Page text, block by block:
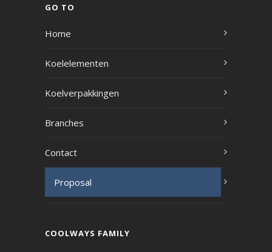
GO TO
Home
Koelelementen
Koelverpakkingen
Branches
Contact
Proposal
COOLWAYS FAMILY